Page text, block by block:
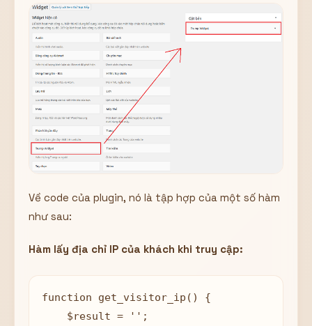
Về code của plugin, nó là tập hợp của một số hàm
như sau:
Hàm lấy địa chỉ IP của khách khi truy cập:
function get_visitor_ip() {
    $result = '';